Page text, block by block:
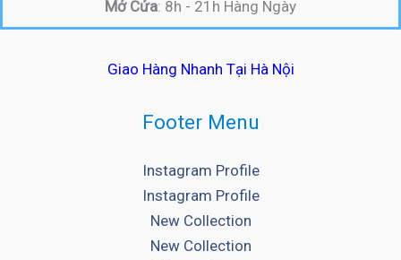
Mở Cửa: 8h - 21h Hàng Ngày
Giao Hàng Nhanh Tại Hà Nội
Footer Menu
Instagram Profile
Instagram Profile
New Collection
New Collection